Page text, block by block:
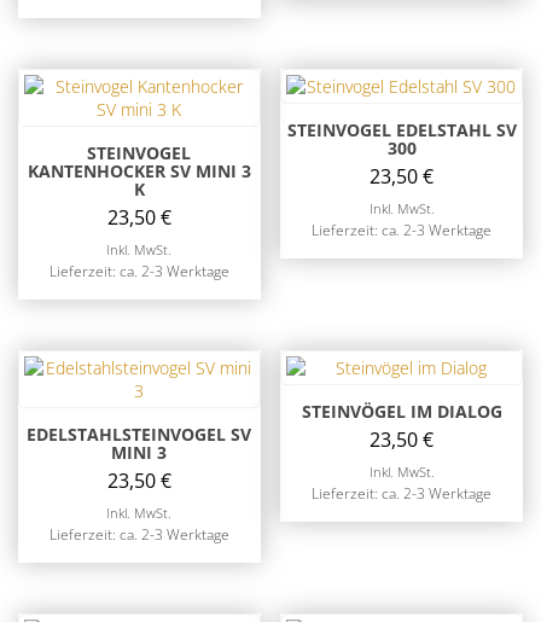
STEINVOGEL
KANTENHOCKER SV MINI 3
K
23,50€
Inkl. MwSt.
Lieferzeit: ca. 2-3 Werktage
STEINVOGEL EDELSTAHL SV
300
23,50€
Inkl. MwSt.
Lieferzeit: ca. 2-3 Werktage
EDELSTAHLSTEINVOGEL SV
MINI 3
23,50€
Inkl. MwSt.
Lieferzeit: ca. 2-3 Werktage
STEINVÖGEL IM DIALOG
23,50€
Inkl. MwSt.
Lieferzeit: ca. 2-3 Werktage